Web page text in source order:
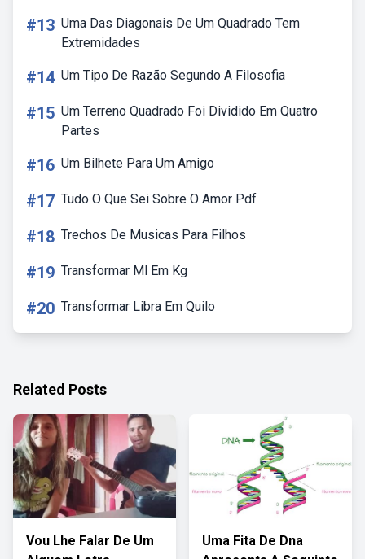
#13 Uma Das Diagonais De Um Quadrado Tem
Extremidades
#14 Um Tipo De Razão Segundo A Filosofia
#15 Um Terreno Quadrado Foi Dividido Em Quatro
Partes
#16 Um Bilhete Para Um Amigo
#17 Tudo O Que Sei Sobre O Amor Pdf
#18 Trechos De Musicas Para Filhos
#19 Transformar Ml Em Kg
#20 Transformar Libra Em Quilo
Related Posts
Vou Lhe Falar De Um
Uma Fita De Dna